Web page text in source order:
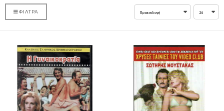
ΦΊΛΤΡΑ